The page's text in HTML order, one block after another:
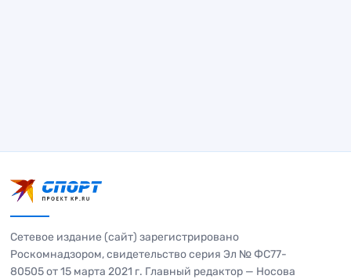
Сетевое издание (сайт) зарегистрировано
Роскомнадзором, свидетельство серия Эл № ФС77-
80505 от 15 марта 2021 г. Главный редактор — Носова